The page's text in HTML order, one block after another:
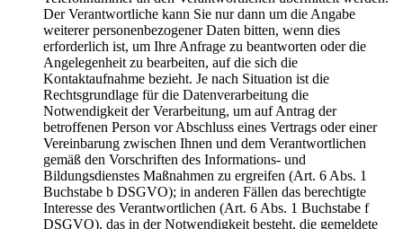
Der Verantwortliche kann Sie nur dann um die Angabe
weiterer personenbezogener Daten bitten, wenn dies
erforderlich ist, um Ihre Anfrage zu beantworten oder die
Angelegenheit zu bearbeiten, auf die sich die
Kontaktaufnahme bezieht. Je nach Situation ist die
Rechtsgrundlage für die Datenverarbeitung die
Notwendigkeit der Verarbeitung, um auf Antrag der
betroffenen Person vor Abschluss eines Vertrags oder einer
Vereinbarung zwischen Ihnen und dem Verantwortlichen
gemäß den Vorschriften des Informations- und
Bildungsdienstes Maßnahmen zu ergreifen (Art. 6 Abs. 1
Buchstabe b DSGVO); in anderen Fällen das berechtigte
Interesse des Verantwortlichen (Art. 6 Abs. 1 Buchstabe f
DSGVO), das in der Notwendigkeit besteht, die gemeldete